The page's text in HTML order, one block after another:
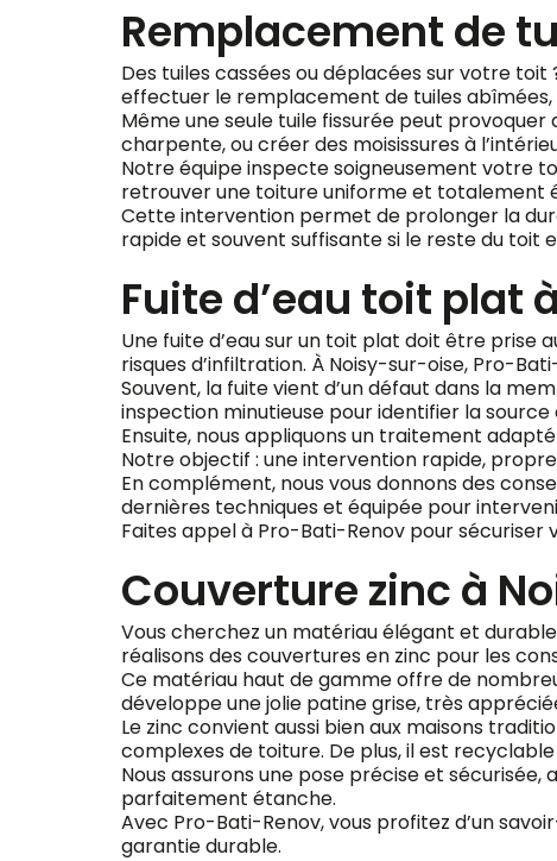
Remplacement de
Des tuiles cassées ou déplacées sur votre
effectuer le remplacement de tuiles
Même une seule tuile fissurée peut provoquer
charpente, ou créer des moisissures à
Notre équipe inspecte soigneusement votre
retrouver une toiture uniforme et totalement
Cette intervention permet de prolonger la
rapide et souvent suffisante si le reste du toit
Fuite d’eau toit plat
Une fuite d’eau sur un toit plat doit être prise
risques d’infiltration. À Noisy-sur-oise, Pro-
Souvent, la fuite vient d’un défaut dans la
inspection minutieuse pour identifier la
Ensuite, nous appliquons un traitement
Notre objectif : une intervention rapide,
En complément, nous vous donnons des
dernières techniques et équipée pour
Faites appel à Pro-Bati-Renov pour
Couverture zinc à
Vous cherchez un matériau élégant et
réalisons des couvertures en zinc pour les
Ce matériau haut de gamme offre de
développe une jolie patine grise, très
Le zinc convient aussi bien aux maisons
complexes de toiture. De plus, il est
Nous assurons une pose précise et sécurisée,
parfaitement étanche.
Avec Pro-Bati-Renov, vous profitez d’un
garantie durable.